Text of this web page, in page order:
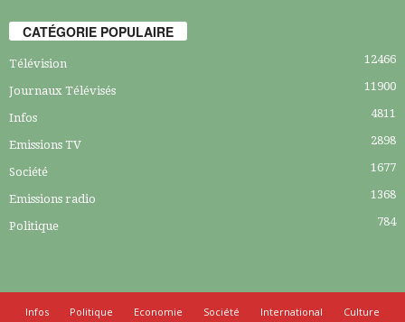
CATÉGORIE POPULAIRE
Télévision 12466
Journaux Télévisés 11900
Infos 4811
Emissions TV 2898
Société 1677
Emissions radio 1368
Politique 784
Infos Politique Economie Société International Culture